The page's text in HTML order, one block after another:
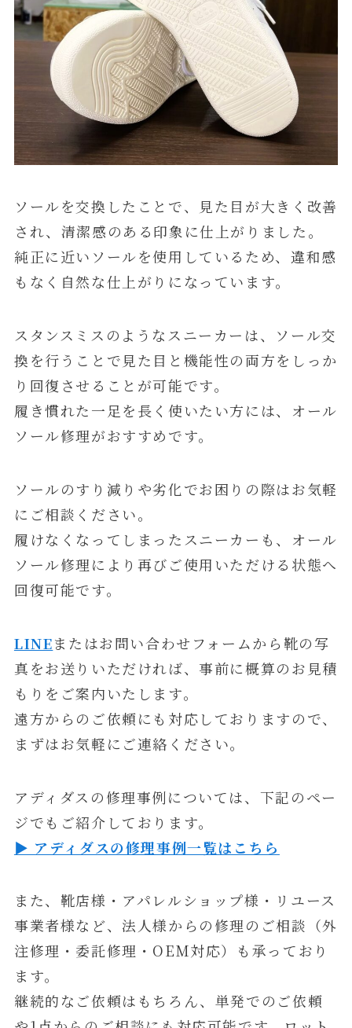
ソールを交換したことで、見た目が大きく改善
され、清潔感のある印象に仕上がりました。
純正に近いソールを使用しているため、違和感
もなく自然な仕上がりになっています。
スタンスミスのようなスニーカーは、ソール交
換を行うことで見た目と機能性の両方をしっか
り回復させることが可能です。
履き慣れた一足を長く使いたい方には、オール
ソール修理がおすすめです。
ソールのすり減りや劣化でお困りの際はお気軽
にご相談ください。
履けなくなってしまったスニーカーも、オール
ソール修理により再びご使用いただける状態へ
回復可能です。
LINEまたはお問い合わせフォームから靴の写
真をお送りいただければ、事前に概算のお見積
もりをご案内いたします。
遠方からのご依頼にも対応しておりますので、
まずはお気軽にご連絡ください。
アディダスの修理事例については、下記のペー
ジでもご紹介しております。
▶ アディダスの修理事例一覧はこちら
また、靴店様・アパレルショップ様・リユース
事業者様など、法人様からの修理のご相談（外
注修理・委託修理・OEM対応）も承っており
ます。
継続的なご依頼はもちろん、単発でのご依頼